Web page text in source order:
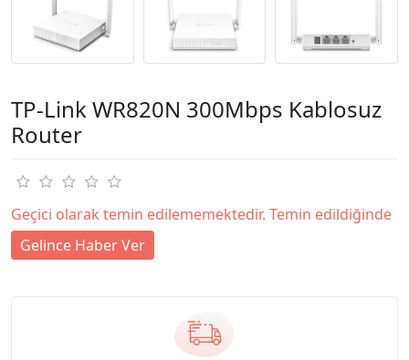
TP-Link WR820N 300Mbps Kablosuz
Router
Geçici olarak temin edilememektedir. Temin edildiğinde
Gelince Haber Ver